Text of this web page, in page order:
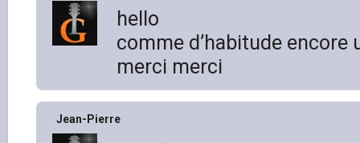
hello
comme d’habitude encore
merci merci
Jean-Pierre